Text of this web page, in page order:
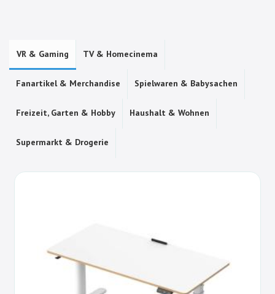
VR & Gaming TV & Homecinema
Fanartikel & Merchandise Spielwaren & Babysachen
Freizeit, Garten & Hobby Haushalt & Wohnen
Supermarkt & Drogerie